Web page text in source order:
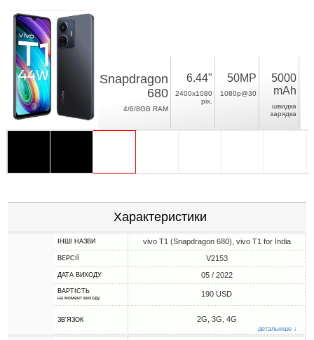
Snapdragon
680
4/6/8GB RAM
6.44"
2400x1080
pix.
50MP
1080p@30
5000
mAh
швидка
зарядка
Характеристики
ІНШІ НАЗВИ vivo T1 (Snapdragon 680), vivo T1 for India
ВЕРСІЇ V2153
ДАТА ВИХОДУ 05 / 2022
ВАРТІСТЬ
на момент виходу 190 USD
ЗВ'ЯЗОК 2G, 3G, 4G
детальніше ↓